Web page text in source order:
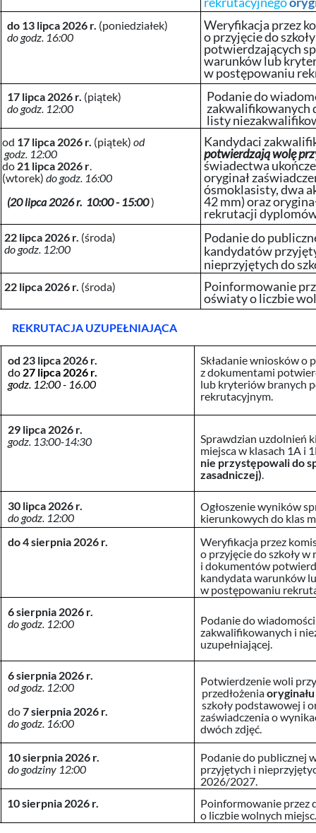
do 13 lipca 2026 r. (poniedziałek)
do godz. 16:00
Weryfikacja przez
o przyjęcie do
potwierdzających
warunków lub
w postępowaniu
17 lipca 2026 r. (piątek)
do godz. 12:00
Podanie do
zakwalifikowanych
listy
od 17 lipca 2026 r. (piątek) od
godz. 12:00
do 21 lipca 2026 r.
(wtorek) do godz. 16:00
(20 lipca 2026 r. 10:00 - 15:00)
Kandydaci
potwierdzają wolę
świadectwa
oryginał
ósmoklasisty, dwa
42 mm) oraz
rekrutacji
22 lipca 2026 r. (środa)
dogodz. 12:00
Podanie do
kandydatów
nieprzyjętych do
22 lipca 2026 r. (środa) Poinformowanie
oświaty o liczbie
REKRUTACJA UZUPEŁNIAJĄCA
od 23lipca 2026 r.
do 27 lipca 2026 r.
godz. 12:00 - 16.00
Składanie wniosków o
z dokumentami
lub kryteriów branych
rekrutacyjnym.
29 lipca 2026 r.
godz. 13:00-14:30
Sprawdzian uzdolnień
miejsca w klasach 1A i
nie przystępowali do
zasadniczej).
30 lipca 2026 r.
dogodz. 12:00
Ogłoszenie wyników
kierunkowych do klas
do 4 sierpnia 2026 r.
Weryfikacja przez
o przyjęcie do szkoły
i dokumentów
kandydata warunków
w postępowaniu
6 sierpnia 2026 r.
do godz. 12:00
Podanie do
zakwalifikowanych i
uzupełniającej.
6 sierpnia 2026 r.
od godz. 12:00
do7 sierpnia 2026 r.
dogodz. 16:00
Potwierdzenie woli
przedłożeniaoryginału
szkoły podstawowej i
zaświadczenia o
dwóch zdjęć.
10 sierpnia 2026 r.
do godziny 12:00
Podanie do publicznej
przyjętych i
2026/2027.
10 sierpnia 2026 r.
Poinformowanie przez
o liczbie wolnych